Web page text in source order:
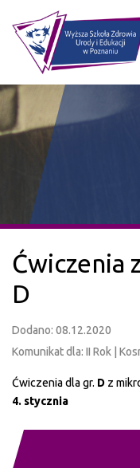
Ćwiczenia
D
Dodano: 08.12.2020
Komunikat dla: II Rok |
Ćwiczenia dla gr. D z
4. stycznia